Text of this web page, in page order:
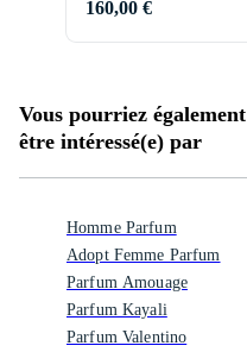
160,00 €
Vous pourriez également
être intéressé(e) par
Homme Parfum
Adopt Femme Parfum
Parfum Amouage
Parfum Kayali
Parfum Valentino